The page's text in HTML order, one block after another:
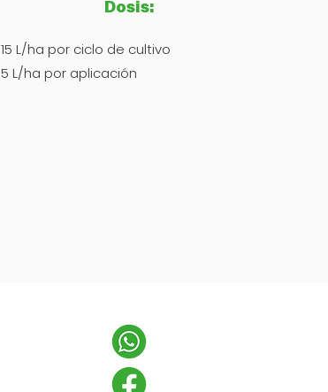
Dosis:
15 L/ha por ciclo de cultivo
5 L/ha por aplicación